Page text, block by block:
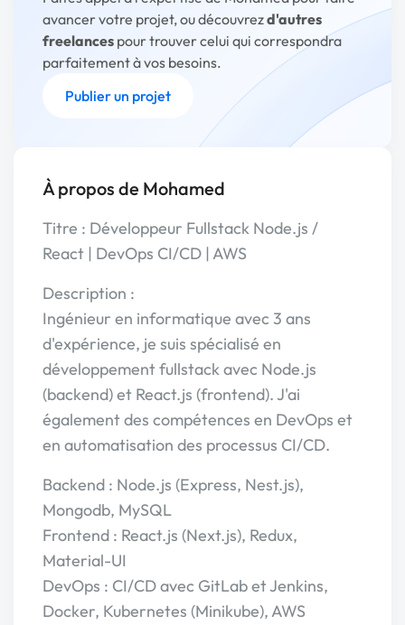
avancer votre projet, ou découvrezd'autres
freelances pour trouver celui qui correspondra
parfaitement à vos besoins.
Publier un projet
À propos de Mohamed
Titre : Développeur Fullstack Node.js /
React | DevOps CI/CD | AWS
Description :
Ingénieur en informatique avec 3 ans
d'expérience, je suis spécialisé en
développement fullstack avec Node.js
(backend) et React.js (frontend). J'ai
également des compétences en DevOps et
en automatisation des processus CI/CD.
Backend : Node.js (Express, Nest.js),
Mongodb, MySQL
Frontend : React.js (Next.js), Redux,
Material-UI
DevOps : CI/CD avec GitLab et Jenkins,
Docker, Kubernetes (Minikube), AWS